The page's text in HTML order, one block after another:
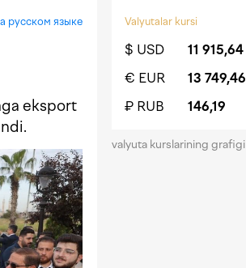
русском языке
eksport
Valyutalar kursi
$ USD 11 915,64
€ EUR
13 749,46
₽ RUB
146,19
valyuta kurslarining grafigi